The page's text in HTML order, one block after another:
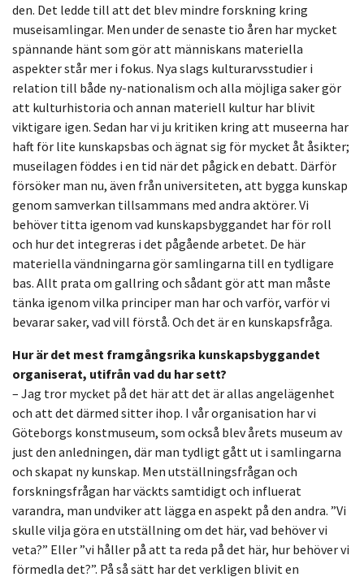
den. Det ledde till att det blev mindre forskning kring
museisamlingar. Men under de senaste tio åren har mycket
spännande hänt som gör att människans materiella
aspekter står mer i fokus. Nya slags kulturarvsstudier i
relation till både ny-nationalism och alla möjliga saker gör
att kulturhistoria och annan materiell kultur har blivit
viktigare igen. Sedan har vi ju kritiken kring att museerna har
haft för lite kunskapsbas och ägnat sig för mycket åt åsikter;
museilagen föddes i en tid när det pågick en debatt. Därför
försöker man nu, även från universiteten, att bygga kunskap
genom samverkan tillsammans med andra aktörer. Vi
behöver titta igenom vad kunskapsbyggandet har för roll
och hur det integreras i det pågående arbetet. De här
materiella vändningarna gör samlingarna till en tydligare
bas. Allt prata om gallring och sådant gör att man måste
tänka igenom vilka principer man har och varför, varför vi
bevarar saker, vad vill förstå. Och det är en kunskapsfråga.
Hur är det mest framgångsrika kunskapsbyggandet
organiserat, utifrån vad du har sett?
– Jag tror mycket på det här att det är allas angelägenhet
och att det därmed sitter ihop. I vår organisation har vi
Göteborgs konstmuseum, som också blev årets museum av
just den anledningen, där man tydligt gått ut i samlingarna
och skapat ny kunskap. Men utställningsfrågan och
forskningsfrågan har väckts samtidigt och influerat
varandra, man undviker att lägga en aspekt på den andra. ”Vi
skulle vilja göra en utställning om det här, vad behöver vi
veta?” Eller ”vi håller på att ta reda på det här, hur behöver vi
förmedla det?”. På så sätt har det verkligen blivit en